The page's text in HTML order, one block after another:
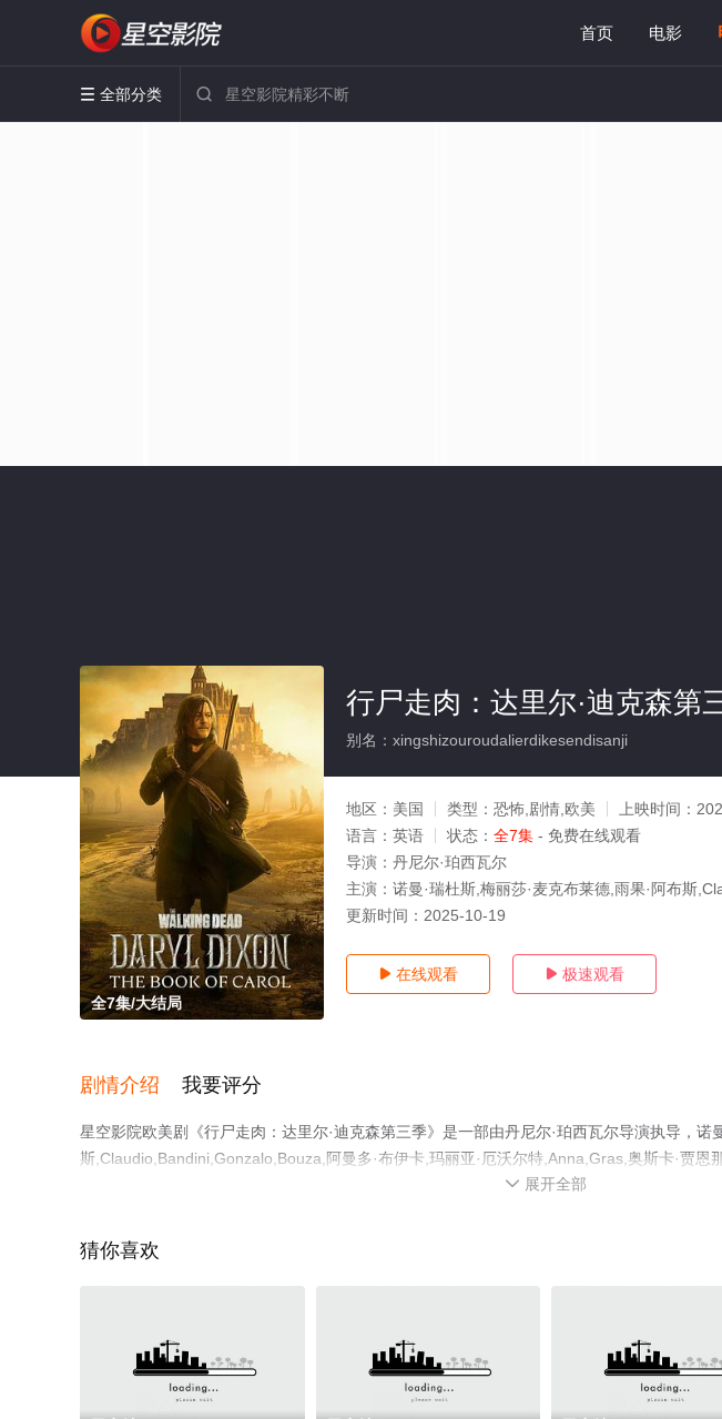
首页 电影
 全部分类 
全7集/大结局
行尸走肉：达里尔·迪克森第
别名：xingshizouroudalierdikesendisanji
地区： 美国 类型： 恐怖,剧情,欧美 上映时间：
语言： 英语 状态： 全7集 - 免费在线观看
导演： 丹尼尔·珀西瓦尔
主演： 诺曼·瑞杜斯,梅丽莎·麦克布莱德,雨果·阿布斯
更新时间： 2025-10-19
 在线观看  极速观看
剧情介绍 我要评分
星空影院欧美剧《行尸走肉：达里尔·迪克森第三季》是一部由丹尼尔·珀西瓦尔导演执导，诺
斯,Claudio,Bandini,Gonzalo,Bouza,阿曼多·布伊卡,玛丽亚·厄沃尔特,Anna,Gras,奥斯卡·贾恩
特,Andrea,Scott,Méndez,爱德华多·诺列加,亚斯敏·奥斯曼,Candel等明星精彩演绎的美国电视
 展开全部
猜你喜欢